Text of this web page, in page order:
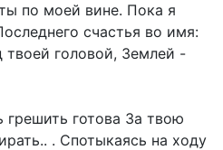
по моей вине. Пока я
счастья во имя:
головой, Землей -
грешить готова За твою
. Спотыкаясь на ходу